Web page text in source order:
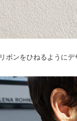
リボンをひねるようにデ